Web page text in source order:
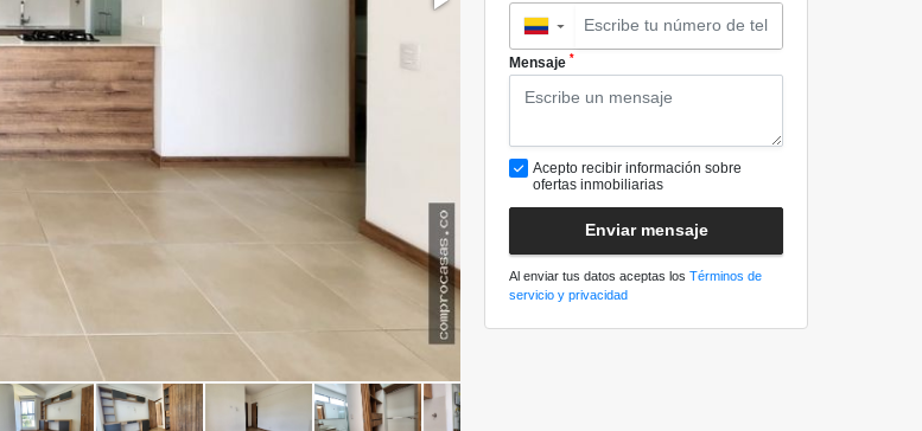
▼
Mensaje *
Acepto recibir información sobre
ofertas inmobiliarias
Enviar mensaje
Al enviar tus datos aceptas los Términos de
servicio y privacidad